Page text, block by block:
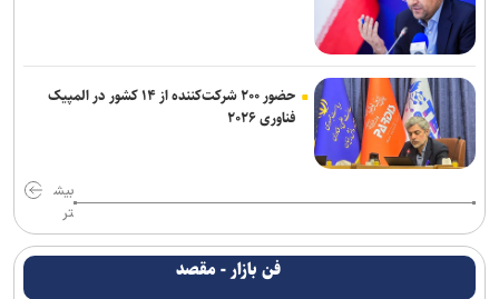
حضور ۲۰۰ شرکت‌کننده از ۱۴ کشور در المپیک
فناوری ۲۰۲۶
بیش
تر
فن بازار - مقصد